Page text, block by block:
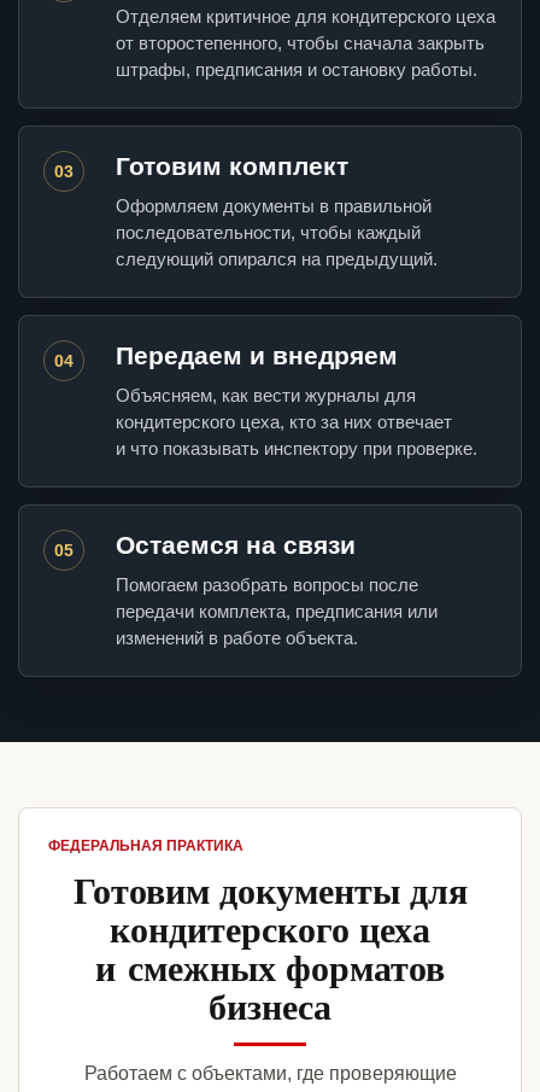
Отделяем критичное для кондитерского цеха
от второстепенного, чтобы сначала закрыть
штрафы, предписания и остановку работы.
03 Готовим комплект
Оформляем документы в правильной
последовательности, чтобы каждый
следующий опирался на предыдущий.
04 Передаем и внедряем
Объясняем, как вести журналы для
кондитерского цеха, кто за них отвечает
и что показывать инспектору при проверке.
05 Остаемся на связи
Помогаем разобрать вопросы после
передачи комплекта, предписания или
изменений в работе объекта.
ФЕДЕРАЛЬНАЯ ПРАКТИКА
Готовим документы для
кондитерского цеха
и смежных форматов
бизнеса
Работаем с объектами, где проверяющие